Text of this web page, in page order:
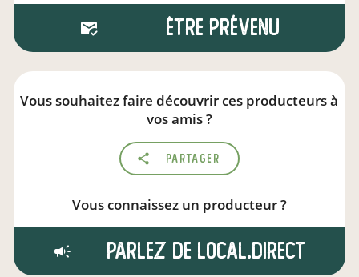
Être prévenu
Vous souhaitez faire découvrir ces producteurs à
vos amis ?
Partager
Vous connaissez un producteur ?
Parlez de local.direct